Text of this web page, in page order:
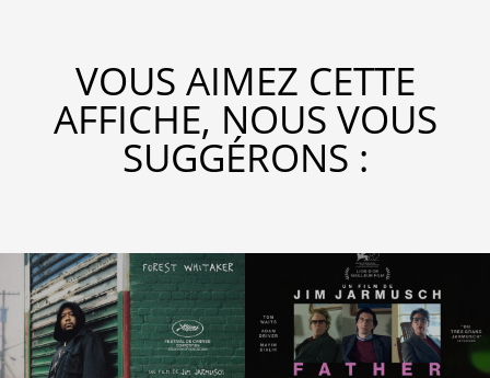
VOUS AIMEZ CETTE
AFFICHE, NOUS VOUS
SUGGÉRONS :